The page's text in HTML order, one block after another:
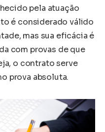
pela atuação
é considerado válido
mas sua eficácia é
com provas de que
o contrato serve
prova absoluta.